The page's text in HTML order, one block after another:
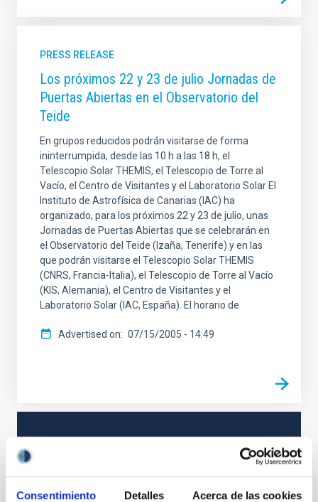
Consentimiento Detalles Acerca de las cookies
PRESS RELEASE
Los próximos 22 y 23 de julio Jornadas de
Puertas Abiertas en el Observatorio del
Teide
En grupos reducidos podrán visitarse de forma
ininterrumpida, desde las 10 h a las 18 h, el
Telescopio Solar THEMIS, el Telescopio de Torre al
Vacío, el Centro de Visitantes y el Laboratorio Solar El
Instituto de Astrofísica de Canarias (IAC) ha
organizado, para los próximos 22 y 23 de julio, unas
Jornadas de Puertas Abiertas que se celebrarán en
el Observatorio del Teide (Izaña, Tenerife) y en las
que podrán visitarse el Telescopio Solar THEMIS
(CNRS, Francia-Italia), el Telescopio de Torre al Vacío
(KIS, Alemania), el Centro de Visitantes y el
Laboratorio Solar (IAC, España). El horario de
Advertised on 07/15/2005 - 14:49
SCOPE
OUTREACH